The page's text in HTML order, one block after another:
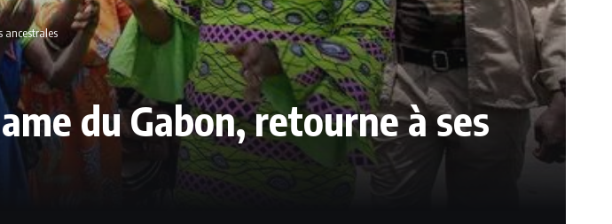
ancestrales
du Gabon, retourne à ses